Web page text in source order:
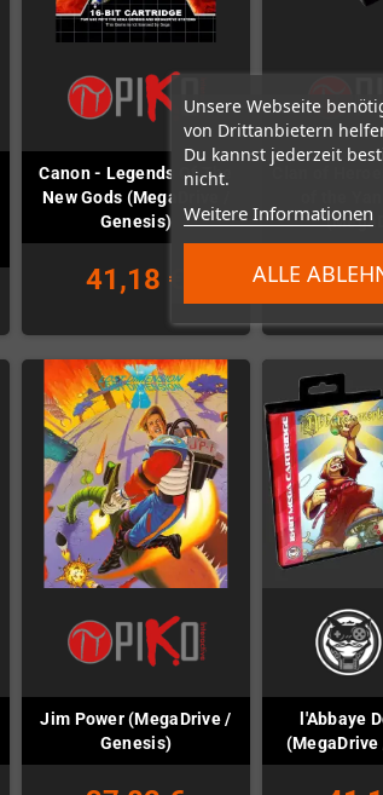
Unsere Webseite
von Drittanbietern
Du kannst jederzeit
nicht.
Weitere Informationen
ALLE
Canon - Legends Of The
New Gods (MegaDrive /
Genesis)
41,18 €
Jim Power (MegaDrive /
Genesis)
l'Abbaye
(MegaDrive